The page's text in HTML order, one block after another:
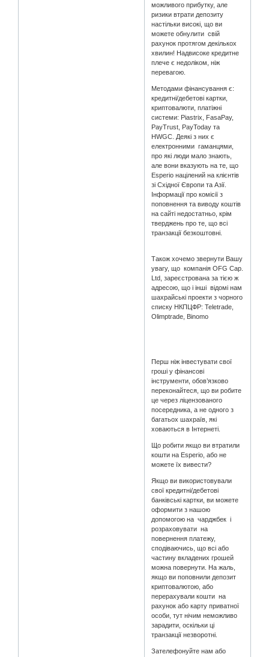
можливого прибутку, але
ризики втрати депозиту
настільки високі, що ви
можете обнулити свій
рахунок протягом декількох
хвилин! Надвисоке кредитне
плече є недоліком, ніж
перевагою.
Методами фінансування є:
кредитні/дебетові картки,
криптовалюти, платіжні
системи: Piastrix, FasaPay,
PayTrust, PayToday та
HWGC. Деякі з них є
електронними гаманцями,
про які люди мало знають,
але вони вказують на те, що
Esperio націлений на клієнтів
зі Східної Європи та Азії.
Інформації про комісії з
поповнення та виводу коштів
на сайті недостатньо, крім
тверджень про те, що всі
транзакції безкоштовні.
Також хочемо звернути Вашу
увагу, що компанія OFG Cap.
Ltd, зареєстрована за тією ж
адресою, що і інші відомі нам
шахрайські проекти з чорного
списку НКПЦФР: Teletrade,
Olimptrade, Binomo
Перш ніж інвестувати свої
гроші у фінансові
інструменти, обов’язково
переконайтеся, що ви робите
це через ліцензованого
посередника, а не одного з
багатьох шахраїв, які
ховаються в Інтернеті.
Що робити якщо ви втратили
кошти на Esperio, або не
можете їх вивести?
Якщо ви використовували
свої кредитні/дебетові
банківські картки, ви можете
оформити з нашою
допомогою на чарджбек і
розраховувати на
повернення платежу,
сподіваючись, що всі або
частину вкладених грошей
можна повернути. На жаль,
якщо ви поповнили депозит
криптовалютою, або
перерахували кошти на
рахунок або карту приватної
особи, тут нічим неможливо
зарадити, оскільки ці
транзакції незворотні.
Зателефонуйте нам або